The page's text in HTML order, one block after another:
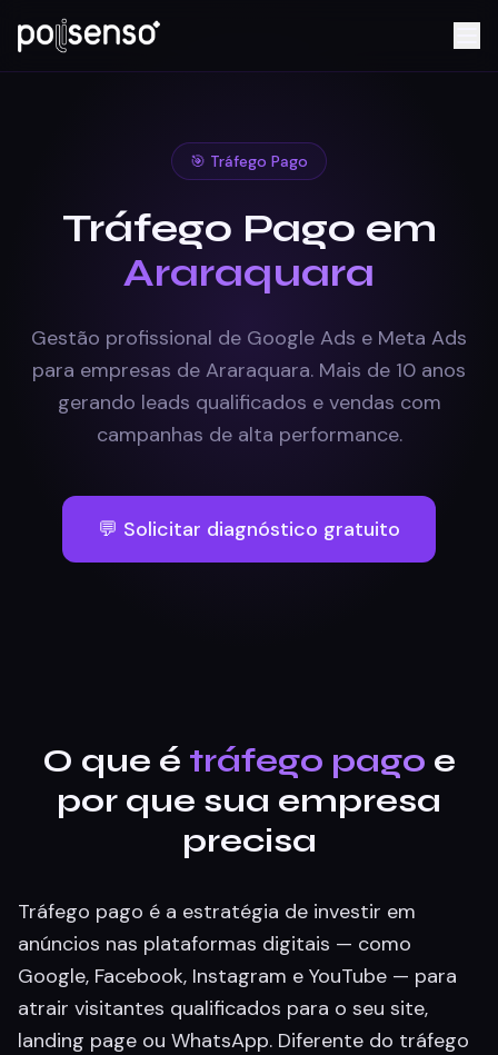
🎯 Tráfego Pago
Tráfego Pago em
Araraquara
Gestão profissional de Google Ads e Meta Ads
para empresas de Araraquara. Mais de 10 anos
gerando leads qualificados e vendas com
campanhas de alta performance.
💬 Solicitar diagnóstico gratuito
O que é tráfego pago e
por que sua empresa
precisa
Tráfego pago é a estratégia de investir em
anúncios nas plataformas digitais — como
Google, Facebook, Instagram e YouTube — para
atrair visitantes qualificados para o seu site,
landing page ou WhatsApp. Diferente do tráfego